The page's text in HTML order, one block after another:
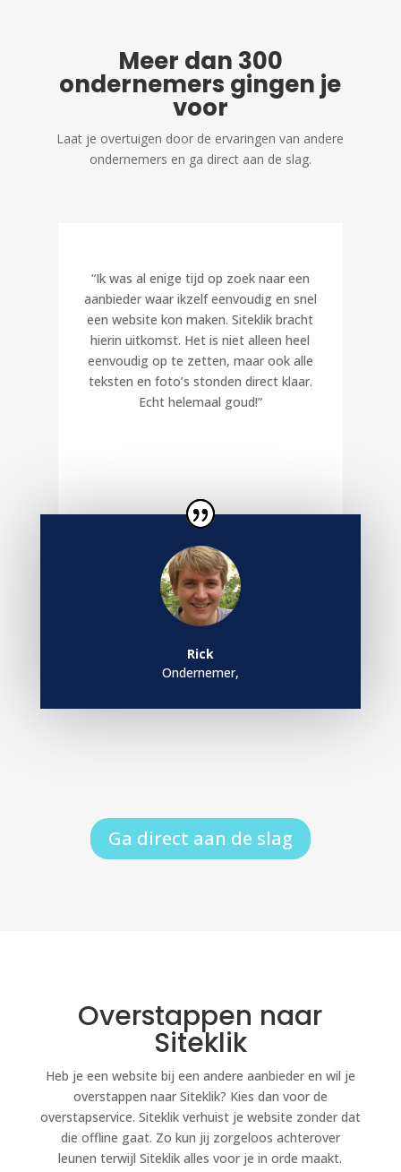
Meer dan 300
ondernemers gingen je
voor
Laat je overtuigen door de ervaringen van andere
ondernemers en ga direct aan de slag.
“Ik was al enige tijd op zoek naar een
aanbieder waar ikzelf eenvoudig en snel
een website kon maken. Siteklik bracht
hierin uitkomst. Het is niet alleen heel
eenvoudig op te zetten, maar ook alle
teksten en foto’s stonden direct klaar.
Echt helemaal goud!”
Rick
Ondernemer,
Ga direct aan de slag
Overstappen naar
Siteklik
Heb je een website bij een andere aanbieder en wil je
overstappen naar Siteklik? Kies dan voor de
overstapservice. Siteklik verhuist je website zonder dat
die offline gaat. Zo kun jij zorgeloos achterover
leunen terwijl Siteklik alles voor je in orde maakt.